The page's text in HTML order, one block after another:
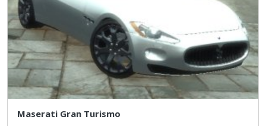
Maserati Gran Turismo